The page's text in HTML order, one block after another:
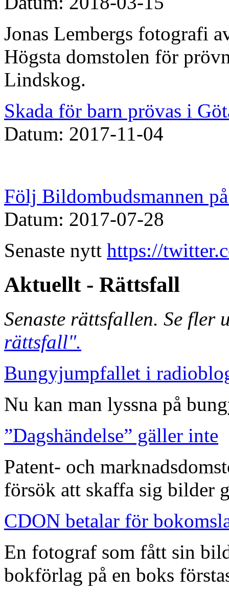
Jonas Lembergs fotografi
Högsta domstolen för
Lindskog.
Skada för barn prövas i
Datum: 2017-11-04
Följ Bildombudsmannen
Datum: 2017-07-28
Senaste nytt https://
Aktuellt - Rättsfall
Senaste rättsfallen. Se
rättsfall".
Bungyjumpfallet i
Nu kan man lyssna på
”Dagshändelse” gäller inte
Patent- och
försök att skaffa sig bilder
CDON betalar för
En fotograf som fått sin
bokförlag på en boks